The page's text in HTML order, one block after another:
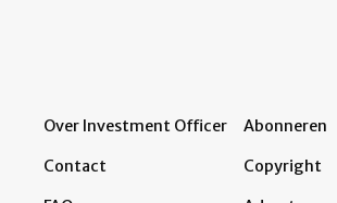
Over Investment Officer
Contact
Abonneren
Copyright